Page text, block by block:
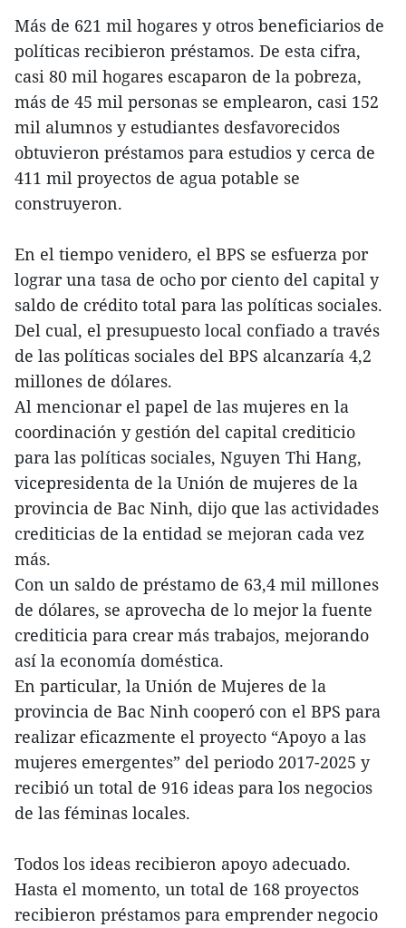
Más de 621 mil hogares y otros beneficiarios de
políticas recibieron préstamos. De esta cifra,
casi 80 mil hogares escaparon de la pobreza,
más de 45 mil personas se emplearon, casi 152
mil alumnos y estudiantes desfavorecidos
obtuvieron préstamos para estudios y cerca de
411 mil proyectos de agua potable se
construyeron.
En el tiempo venidero, el BPS se esfuerza por
lograr una tasa de ocho por ciento del capital y
saldo de crédito total para las políticas sociales.
Del cual, el presupuesto local confiado a través
de las políticas sociales del BPS alcanzaría 4,2
millones de dólares.
Al mencionar el papel de las mujeres en la
coordinación y gestión del capital crediticio
para las políticas sociales, Nguyen Thi Hang,
vicepresidenta de la Unión de mujeres de la
provincia de Bac Ninh, dijo que las actividades
crediticias de la entidad se mejoran cada vez
más.
Con un saldo de préstamo de 63,4 mil millones
de dólares, se aprovecha de lo mejor la fuente
crediticia para crear más trabajos, mejorando
así la economía doméstica.
En particular, la Unión de Mujeres de la
provincia de Bac Ninh cooperó con el BPS para
realizar eficazmente el proyecto “Apoyo a las
mujeres emergentes” del periodo 2017-2025 y
recibió un total de 916 ideas para los negocios
de las féminas locales.
Todos los ideas recibieron apoyo adecuado.
Hasta el momento, un total de 168 proyectos
recibieron préstamos para emprender negocio